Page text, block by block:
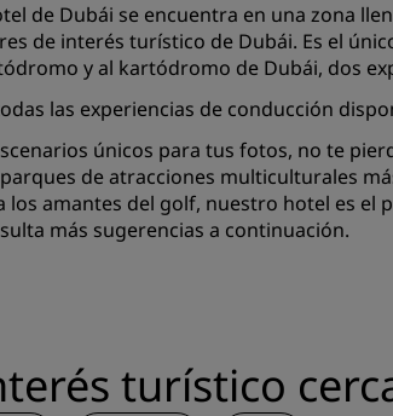
Restaurantes
Buscar
Servicios
Aplicación de
de Dubái se encuentra en una zona
de interés turístico de Dubái. Es el
y al kartódromo de Dubái, dos
las experiencias de conducción
únicos para tus fotos, no te
de atracciones multiculturales
los amantes del golf, nuestro hotel es
más sugerencias a continuación.
turístico